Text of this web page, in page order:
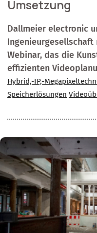
Umsetzung
Dallmeier electronic
Webinar, das die
effizienten
Hybrid,-IP,-
Speicherlösungen